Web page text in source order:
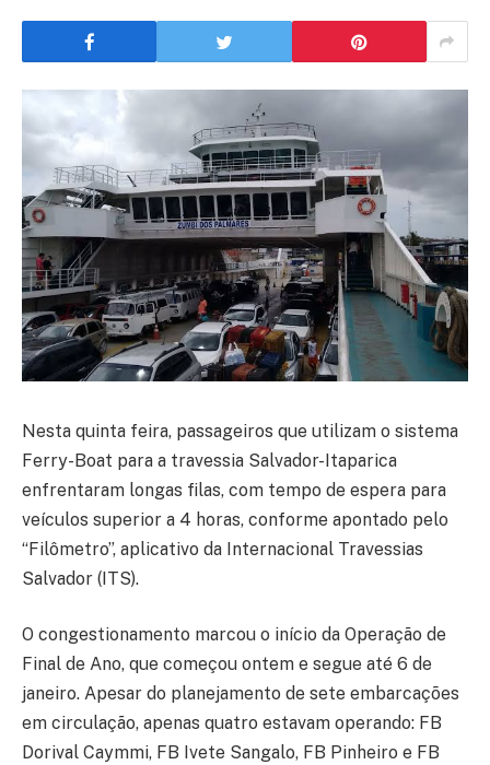
Nesta quinta feira, passageiros que utilizam o sistema
Ferry-Boat para a travessia Salvador-Itaparica
enfrentaram longas filas, com tempo de espera para
veículos superior a 4 horas, conforme apontado pelo
“Filômetro”, aplicativo da Internacional Travessias
Salvador (ITS).
O congestionamento marcou o início da Operação de
Final de Ano, que começou ontem e segue até 6 de
janeiro. Apesar do planejamento de sete embarcações
em circulação, apenas quatro estavam operando: FB
Dorival Caymmi, FB Ivete Sangalo, FB Pinheiro e FB